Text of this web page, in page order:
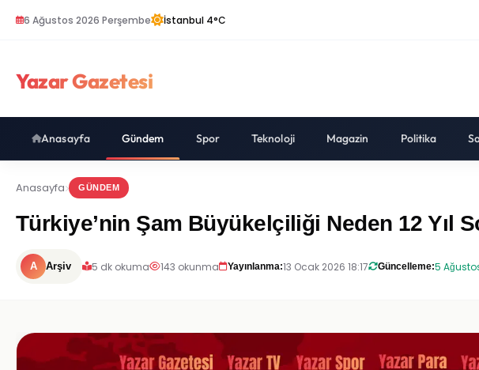
6 Ağustos 2026 Perşembe İstanbul 4°C
Yazar Gazetesi
Anasayfa Gündem Spor Teknoloji Magazin Politika
Anasayfa GÜNDEM
Türkiye’nin Şam Büyükelçiliği Neden 12 Yıl
A Arşiv 5 dk okuma 143 okunma Yayınlanma:13 Ocak 2026 18:17 Güncelleme:5